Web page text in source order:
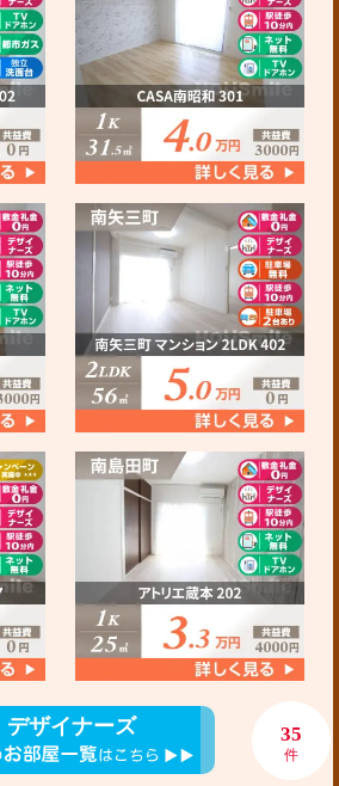
デザイナーズ 35
件